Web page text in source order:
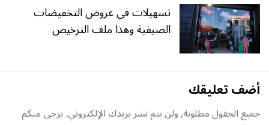
تسهيلات في عروض التخفيضات
الصيفية وهذا ملف الترخيص
أضف تعليقك
جميع الحقول مطلوبة, ولن يتم نشر بريدك الإلكتروني. يرجى منكم